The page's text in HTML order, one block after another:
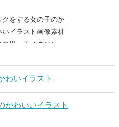
クをする女の子のか
いイラスト画像素材
（白黒 モノクロ）
わいイラスト
かわいいイラスト